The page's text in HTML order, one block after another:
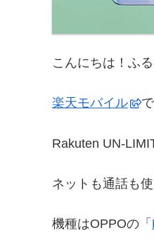
こんにちは！ふ
楽天モバイル
Rakuten UN-
ネットも通話も
機種はOPPOの「